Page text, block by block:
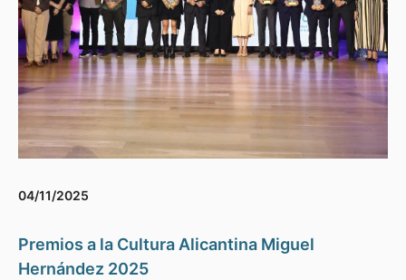
04/11/2025
Premios a la Cultura Alicantina Miguel
Hernández 2025